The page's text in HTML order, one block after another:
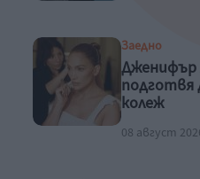
Заедно
Дженифър
подготвя
колеж
08 август